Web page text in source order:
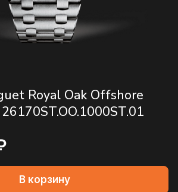
Royal Oak Offshore
В корзину